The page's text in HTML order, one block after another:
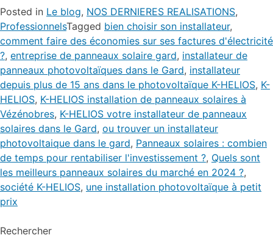
Posted in Le blog, NOS DERNIERES REALISATIONS,
ProfessionnelsTagged bien choisir son installateur,
comment faire des économies sur ses factures d'électricité
?, entreprise de panneaux solaire gard, installateur de
panneaux photovoltaïques dans le Gard, installateur
depuis plus de 15 ans dans le photovoltaïque K-HELIOS, K-
HELIOS, K-HELIOS installation de panneaux solaires à
Vézénobres, K-HELIOS votre installateur de panneaux
solaires dans le Gard, ou trouver un installateur
photovoltaique dans le gard, Panneaux solaires : combien
de temps pour rentabiliser l'investissement ?, Quels sont
les meilleurs panneaux solaires du marché en 2024 ?,
société K-HELIOS, une installation photovoltaïque à petit
prix
Rechercher